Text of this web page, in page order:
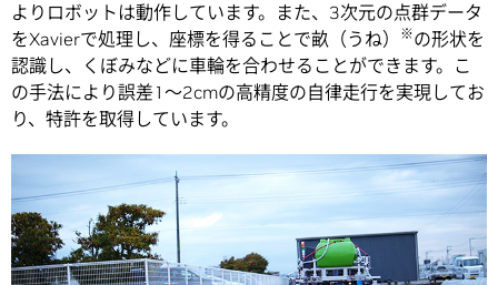
よりロボットは動作しています。また、3次元の点群データ
をXavierで処理し、座標を得ることで畝（うね）
※の形状を
認識し、くぼみなどに車輪を合わせることができます。こ
の手法により誤差1～2cmの高精度の自律走行を実現してお
り、特許を取得しています。